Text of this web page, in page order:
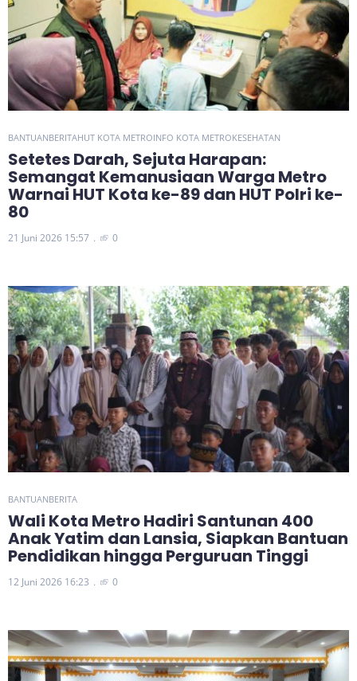
BANTUANBERITAHUT KOTA METROINFO KOTA METROKESEHATAN
Setetes Darah, Sejuta Harapan:
Semangat Kemanusiaan Warga Metro
Warnai HUT Kota ke-89 dan HUT Polri ke-
80
21 Juni 2026 15:57 0
BANTUANBERITA
Wali Kota Metro Hadiri Santunan 400
Anak Yatim dan Lansia, Siapkan Bantuan
Pendidikan hingga Perguruan Tinggi
12 Juni 2026 16:23 0